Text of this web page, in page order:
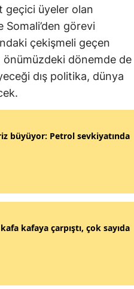
geçici üyeler olan
görevi
çekişmeli geçen
önümüzdeki dönemde de
dış politika, dünya
büyüyor: Petrol sevkiyatında
kafaya çarpıştı, çok sayıda